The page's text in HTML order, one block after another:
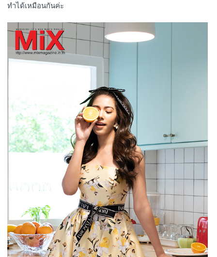
ทำได้เหมือนกันค่ะ